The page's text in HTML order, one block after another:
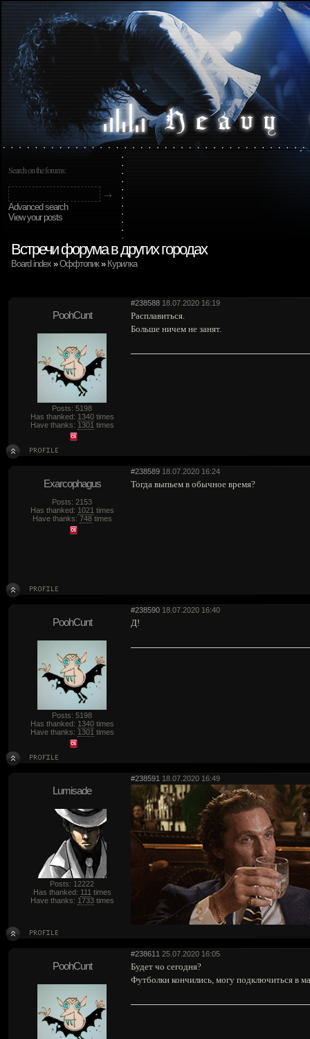
Search on the forums:
Advanced search
View your posts
Встречи форума в других городах
Board index »Оффтопик» Курилка
#238588 18.07.2020 16:19
PoohCunt
Posts: 5198
Has thanked: 1340times
Have thanks: 1301 times
Расплавиться.
Больше ничем не занят.
#238589 18.07.2020 16:24
Exarcophagus
Posts: 2153
Has thanked: 1021 times
Have thanks: 748times
Тогда выпьем в обычное время?
#238590 18.07.2020 16:40
PoohCunt
Posts: 5198
Has thanked: 1340times
Have thanks: 1301 times
Д!
#238591 18.07.2020 16:49
Lumisade
Posts: 12222
Has thanked: 111 times
Have thanks: 1733times
#238611 25.07.2020 16:05
PoohCunt
Будет чо сегодня?
Футболки кончились, могу подключиться в